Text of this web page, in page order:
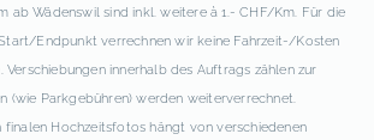
ab Wädenswil sind inkl. weitere à 1.- CHF/Km. Für die
Endpunkt verrechnen wir keine Fahrzeit-/Kosten
Verschiebungen innerhalb des Auftrags zählen zur
(wie Parkgebühren) werden weiterverrechnet.
finalen Hochzeitsfotos hängt von verschiedenen